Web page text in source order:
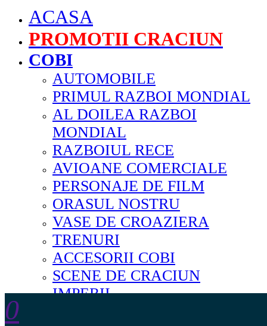
ACASA
PROMOTII CRACIUN
COBI
AUTOMOBILE
PRIMUL RAZBOI MONDIAL
AL DOILEA RAZBOI
MONDIAL
RAZBOIUL RECE
AVIOANE COMERCIALE
PERSONAJE DE FILM
ORASUL NOSTRU
VASE DE CROAZIERA
TRENURI
ACCESORII COBI
SCENE DE CRACIUN
IMPERII
0